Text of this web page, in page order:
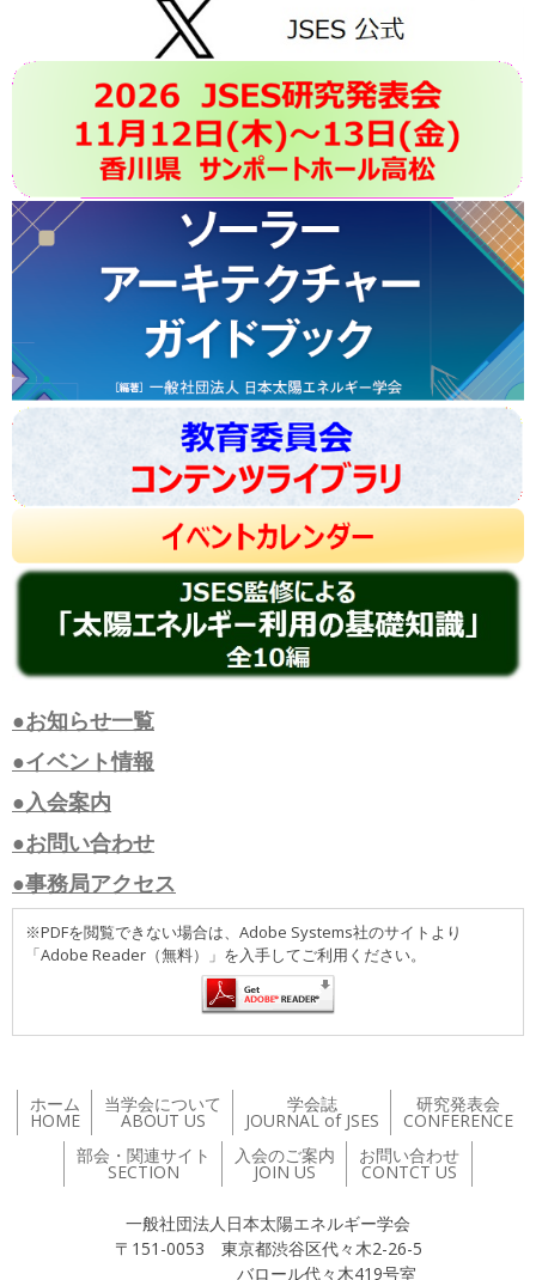
●お知らせ一覧
●イベント情報
●入会案内
●お問い合わせ
●事務局アクセス
※PDFを閲覧できない場合は、Adobe Systems社のサイトより
「Adobe Reader（無料）」を入手してご利用ください。
ホーム
HOME
当学会について
ABOUT US
学会誌
JOURNAL of JSES
研究発表会
CONFERENCE
部会・関連サイト
SECTION
入会のご案内
JOIN US
お問い合わせ
CONTCT US
一般社団法人日本太陽エネルギー学会
〒151-0053 東京都渋谷区代々木2-26-5
バロール代々木419号室